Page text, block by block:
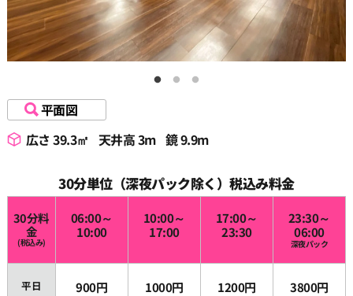
平面図
広さ 39.3㎡ 天井高 3m 鏡 9.9m
30分単位（深夜パック除く）税込み料金
30分料
金
(税込み)
06:00～
10:00
10:00～
17:00
17:00～
23:30
23:30～
06:00
深夜パック
平日 900円 1000円 1200円 3800円